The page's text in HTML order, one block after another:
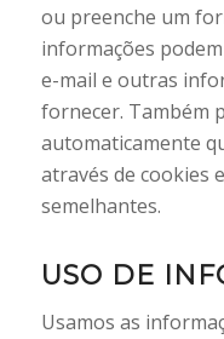
ou preenche um
informações
e-mail e outras
fornecer. Também
automaticamente
através de cookies
semelhantes.
USO DE
Usamos as